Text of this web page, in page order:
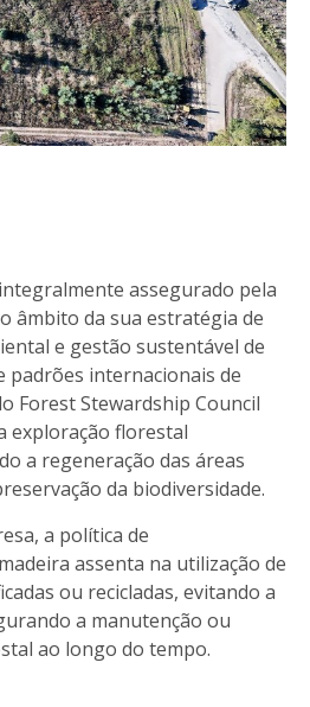
assegurado pela
âmbito da sua estratégia de
e gestão sustentável de
padrões internacionais de
Forest Stewardship Council
exploração florestal
a regeneração das áreas
da biodiversidade.
a política de
assenta na utilização de
ou recicladas, evitando a
a manutenção ou
ao longo do tempo.